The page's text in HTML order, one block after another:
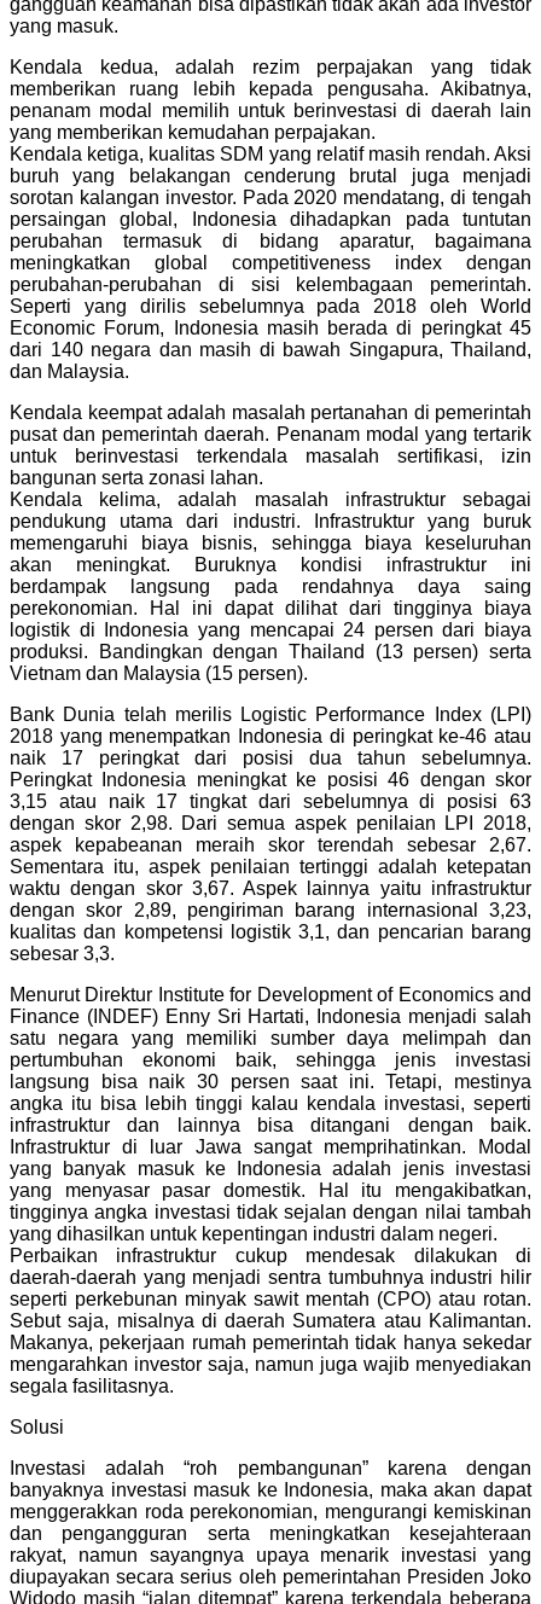
yang masuk.
Kendala kedua, adalah rezim perpajakan yang tidak
memberikan ruang lebih kepada pengusaha. Akibatnya,
penanam modal memilih untuk berinvestasi di daerah lain
yang memberikan kemudahan perpajakan.
Kendala ketiga, kualitas SDM yang relatif masih rendah. Aksi
buruh yang belakangan cenderung brutal juga menjadi
sorotan kalangan investor. Pada 2020 mendatang, di tengah
persaingan global, Indonesia dihadapkan pada tuntutan
perubahan termasuk di bidang aparatur, bagaimana
meningkatkan global competitiveness index dengan
perubahan-perubahan di sisi kelembagaan pemerintah.
Seperti yang dirilis sebelumnya pada 2018 oleh World
Economic Forum, Indonesia masih berada di peringkat 45
dari 140 negara dan masih di bawah Singapura, Thailand,
dan Malaysia.
Kendala keempat adalah masalah pertanahan di pemerintah
pusat dan pemerintah daerah. Penanam modal yang tertarik
untuk berinvestasi terkendala masalah sertifikasi, izin
bangunan serta zonasi lahan.
Kendala kelima, adalah masalah infrastruktur sebagai
pendukung utama dari industri. Infrastruktur yang buruk
memengaruhi biaya bisnis, sehingga biaya keseluruhan
akan meningkat. Buruknya kondisi infrastruktur ini
berdampak langsung pada rendahnya daya saing
perekonomian. Hal ini dapat dilihat dari tingginya biaya
logistik di Indonesia yang mencapai 24 persen dari biaya
produksi. Bandingkan dengan Thailand (13 persen) serta
Vietnam dan Malaysia (15 persen).
Bank Dunia telah merilis Logistic Performance Index (LPI)
2018 yang menempatkan Indonesia di peringkat ke-46 atau
naik 17 peringkat dari posisi dua tahun sebelumnya.
Peringkat Indonesia meningkat ke posisi 46 dengan skor
3,15 atau naik 17 tingkat dari sebelumnya di posisi 63
dengan skor 2,98. Dari semua aspek penilaian LPI 2018,
aspek kepabeanan meraih skor terendah sebesar 2,67.
Sementara itu, aspek penilaian tertinggi adalah ketepatan
waktu dengan skor 3,67. Aspek lainnya yaitu infrastruktur
dengan skor 2,89, pengiriman barang internasional 3,23,
kualitas dan kompetensi logistik 3,1, dan pencarian barang
sebesar 3,3.
Menurut Direktur Institute for Development of Economics and
Finance (INDEF) Enny Sri Hartati, Indonesia menjadi salah
satu negara yang memiliki sumber daya melimpah dan
pertumbuhan ekonomi baik, sehingga jenis investasi
langsung bisa naik 30 persen saat ini. Tetapi, mestinya
angka itu bisa lebih tinggi kalau kendala investasi, seperti
infrastruktur dan lainnya bisa ditangani dengan baik.
Infrastruktur di luar Jawa sangat memprihatinkan. Modal
yang banyak masuk ke Indonesia adalah jenis investasi
yang menyasar pasar domestik. Hal itu mengakibatkan,
tingginya angka investasi tidak sejalan dengan nilai tambah
yang dihasilkan untuk kepentingan industri dalam negeri.
Perbaikan infrastruktur cukup mendesak dilakukan di
daerah-daerah yang menjadi sentra tumbuhnya industri hilir
seperti perkebunan minyak sawit mentah (CPO) atau rotan.
Sebut saja, misalnya di daerah Sumatera atau Kalimantan.
Makanya, pekerjaan rumah pemerintah tidak hanya sekedar
mengarahkan investor saja, namun juga wajib menyediakan
segala fasilitasnya.
Solusi
Investasi adalah “roh pembangunan” karena dengan
banyaknya investasi masuk ke Indonesia, maka akan dapat
menggerakkan roda perekonomian, mengurangi kemiskinan
dan pengangguran serta meningkatkan kesejahteraan
rakyat, namun sayangnya upaya menarik investasi yang
diupayakan secara serius oleh pemerintahan Presiden Joko
Widodo masih “jalan ditempat” karena terkendala beberapa